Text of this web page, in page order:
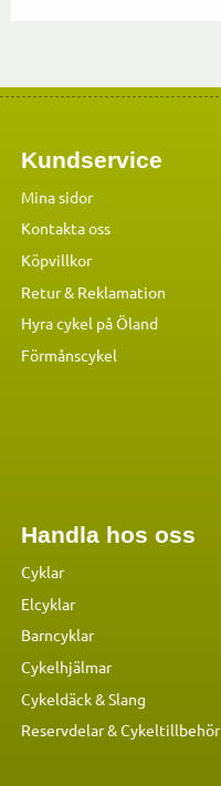
Kundservice
Mina sidor
Kontakta oss
Köpvillkor
Retur & Reklamation
Hyra cykel på Öland
Förmånscykel
Handla hos oss
Cyklar
Elcyklar
Barncyklar
Cykelhjälmar
Cykeldäck & Slang
Reservdelar&Cykeltillbehör